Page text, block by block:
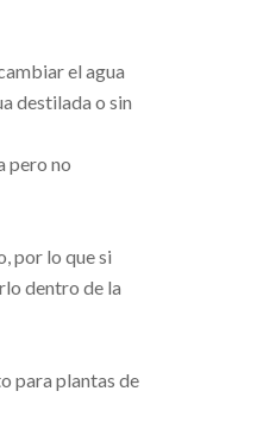
el agua
destilada o sin
pero no
por lo que si
dentro de la
para plantas de